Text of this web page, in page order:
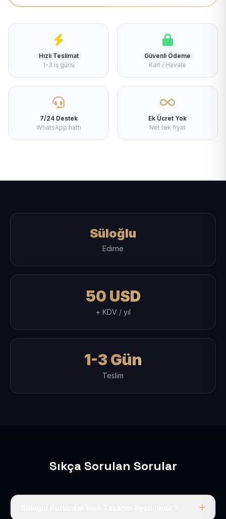
Hızlı Teslimat
1-3 iş günü
Güvenli Ödeme
Kart / Havale
7/24 Destek
WhatsApp hattı
Ek Ücret Yok
Net tek fiyat
Süloğlu
Edirne
50 USD
+ KDV / yıl
1-3 Gün
Teslim
Sıkça Sorulan Sorular